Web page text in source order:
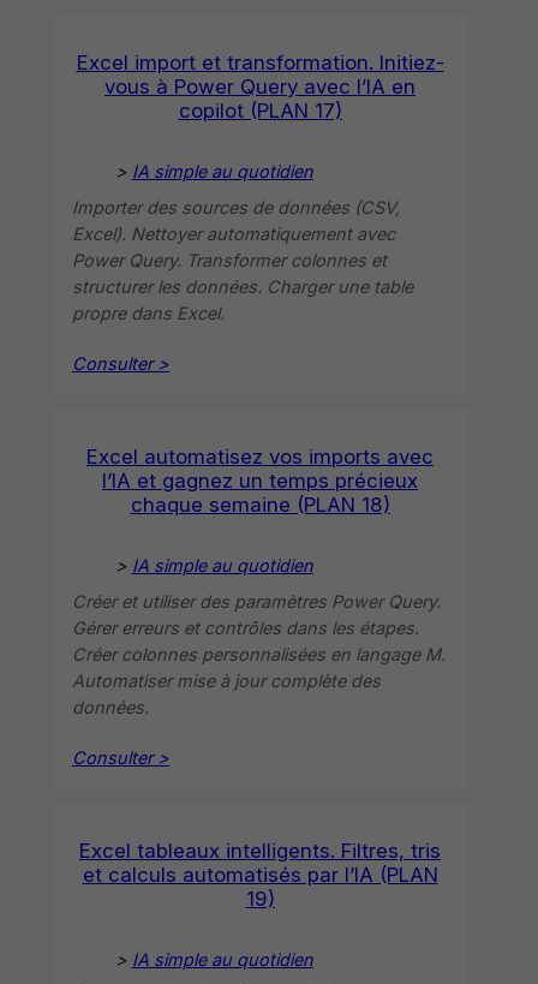
Excel import et transformation. Initiez-
vous à Power Query avec l’IA en
copilot (PLAN 17)
> IA simple au quotidien
Importer des sources de données (CSV,
Excel). Nettoyer automatiquement avec
Power Query. Transformer colonnes et
structurer les données. Charger une table
propre dans Excel.
Consulter >
Excel automatisez vos imports avec
l’IA et gagnez un temps précieux
chaque semaine (PLAN 18)
> IA simple au quotidien
Créer et utiliser des paramètres Power Query.
Gérer erreurs et contrôles dans les étapes.
Créer colonnes personnalisées en langage M.
Automatiser mise à jour complète des
données.
Consulter >
Excel tableaux intelligents. Filtres, tris
et calculs automatisés par l’IA (PLAN
19)
> IA simple au quotidien